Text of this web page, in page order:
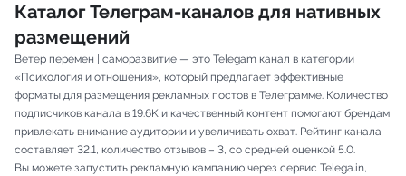
Каталог Телеграм-каналов для нативных
размещений
Ветер перемен | саморазвитие — это Telegam канал в категории
«Психология и отношения», который предлагает эффективные
форматы для размещения рекламных постов в Телеграмме. Количество
подписчиков канала в 19.6K и качественный контент помогают брендам
привлекать внимание аудитории и увеличивать охват. Рейтинг канала
составляет 32.1, количество отзывов – 3, со средней оценкой 5.0.
Вы можете запустить рекламную кампанию через сервис Telega.in,